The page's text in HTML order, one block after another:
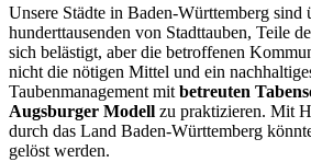
Unsere Städte in Baden-Württemberg sind
hunderttausenden von Stadttauben, Teile
sich belästigt, aber die betroffenen
nicht die nötigen Mittel und ein
Taubenmanagement mitbetreuten
Augsburger Modell zu praktizieren. Mit
durch das Land Baden-Württemberg
gelöst werden.